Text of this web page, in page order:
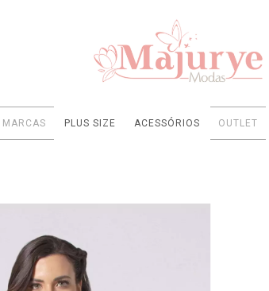
MARCAS PLUS SIZE ACESSÓRIOS OUTLET